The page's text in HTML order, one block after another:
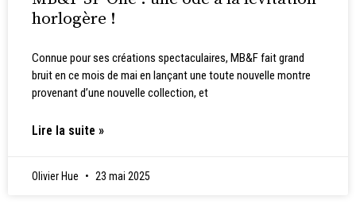
horlogère !
Connue pour ses créations spectaculaires, MB&F fait grand
bruit en ce mois de mai en lançant une toute nouvelle montre
provenant d’une nouvelle collection, et
Lire la suite »
Olivier Hue 23 mai 2025